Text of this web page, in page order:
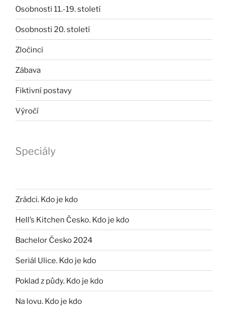
Osobnosti 11.-19. století
Osobnosti 20. století
Zločinci
Zábava
Fiktivní postavy
Výročí
Speciály
Zrádci. Kdo je kdo
Hell’s Kitchen Česko. Kdo je kdo
Bachelor Česko 2024
Seriál Ulice. Kdo je kdo
Poklad z půdy. Kdo je kdo
Na lovu. Kdo je kdo